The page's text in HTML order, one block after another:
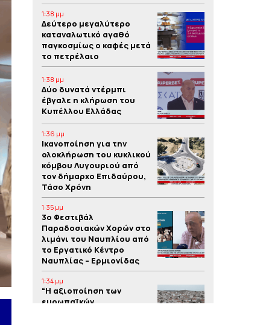
1:38 μμ
Δεύτερο μεγαλύτερο
καταναλωτικό αγαθό
παγκοσμίως ο καφές μετά
το πετρέλαιο
1:38 μμ
Δύο δυνατά ντέρμπι
έβγαλε η κλήρωση του
Κυπέλλου Ελλάδας
1:36 μμ
Iκανοποίηση για την
ολοκλήρωση του κυκλικού
κόμβου Λυγουριού από
τον δήμαρχο Επιδαύρου,
Τάσο Χρόνη
1:35 μμ
3o Φεστιβάλ
Παραδοσιακών Χορών στο
λιμάνι του Ναυπλίου από
το Εργατικό Κέντρο
Ναυπλίας – Ερμιονίδας
1:34 μμ
“Η αξιοποίηση των
ευρωπαϊκών